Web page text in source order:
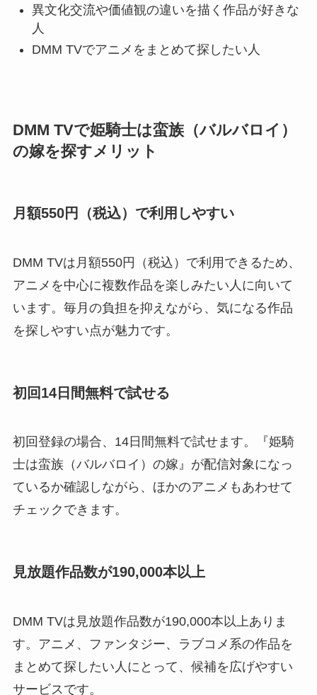
異文化交流や価値観の違いを描く作品が好きな
人
DMM TVでアニメをまとめて探したい人
DMM TVで姫騎士は蛮族（バルバロイ）
の嫁を探すメリット
月額550円（税込）で利用しやすい
DMM TVは月額550円（税込）で利用できるため、
アニメを中心に複数作品を楽しみたい人に向いて
います。毎月の負担を抑えながら、気になる作品
を探しやすい点が魅力です。
初回14日間無料で試せる
初回登録の場合、14日間無料で試せます。『姫騎
士は蛮族（バルバロイ）の嫁』が配信対象になっ
ているか確認しながら、ほかのアニメもあわせて
チェックできます。
見放題作品数が190,000本以上
DMM TVは見放題作品数が190,000本以上ありま
す。アニメ、ファンタジー、ラブコメ系の作品を
まとめて探したい人にとって、候補を広げやすい
サービスです。